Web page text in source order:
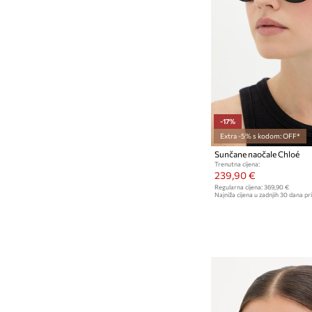
-17%
Extra -5% s kodom: OFF*
Sunčane naočale Chloé
Trenutna cijena:
239,90 €
Regularna cijena: 369,90 €
Najniža cijena u zadnjih 30 dana